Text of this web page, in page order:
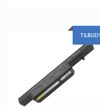
TILBUD!